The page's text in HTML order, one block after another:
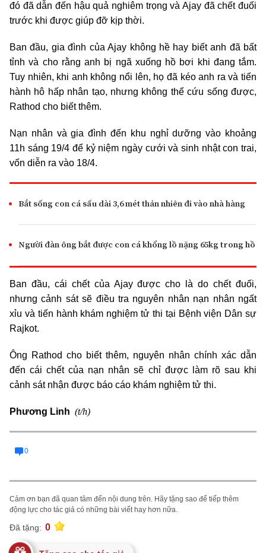
đó đã dẫn đến hậu quả nghiêm trọng và Ajay đã chết đuối
trước khi được giúp đỡ kịp thời.
Ban đầu, gia đình của Ajay không hề hay biết anh đã bất
tỉnh và cho rằng anh bị ngã xuống hồ bơi khi đang tắm.
Tuy nhiên, khi anh không nổi lên, họ đã kéo anh ra và tiến
hành hô hấp nhân tạo, nhưng không thể cứu sống được,
Rathod cho biết thêm.
Nạn nhân và gia đình đến khu nghỉ dưỡng vào khoảng
11h sáng 19/4 để kỷ niệm ngày cưới và sinh nhật con trai,
vốn diễn ra vào 18/4.
Bắt sống con cá sấu dài 3,6 mét thản nhiên đi vào nhà hàng
Người đàn ông bắt được con cá khổng lồ nặng 65kg trong hồ
Ban đầu, cái chết của Ajay được cho là do chết đuối,
nhưng cảnh sát sẽ điều tra nguyên nhân nạn nhân ngất
xỉu và tiến hành khám nghiệm tử thi tại Bệnh viện Dân sự
Rajkot.
Ông Rathod cho biết thêm, nguyên nhân chính xác dẫn
đến cái chết của nạn nhân sẽ chỉ được làm rõ sau khi
cảnh sát nhận được báo cáo khám nghiệm tử thi.
Phương Linh (t/h)
0
Cảm ơn bạn đã quan tâm đến nội dung trên. Hãy tặng sao để tiếp thêm
động lực cho tác giả có những bài viết hay hơn nữa.
Đã tặng: 0